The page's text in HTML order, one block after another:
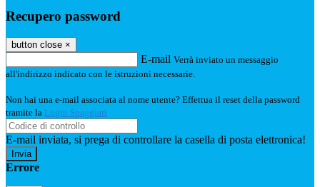
Recupero password
button close ×
E-mail Verrà inviato un messaggio
all'indirizzo indicato con le istruzioni necessarie.
Non hai una e-mail associata al nome utente? Effettua il reset della password
tramite la Login Spaggiari
E-mail inviata, si prega di controllare la casella di posta elettronica!
Errore